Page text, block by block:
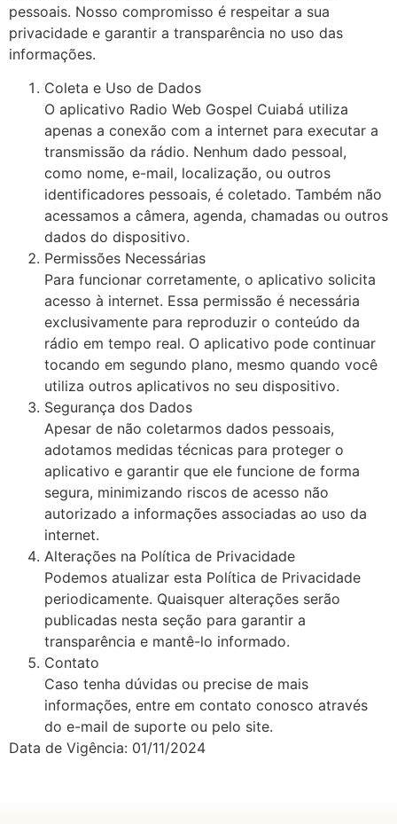
pessoais. Nosso compromisso é respeitar a sua
privacidade e garantir a transparência no uso das
informações.
Coleta e Uso de Dados
O aplicativo Radio Web Gospel Cuiabá utiliza
apenas a conexão com a internet para executar a
transmissão da rádio. Nenhum dado pessoal,
como nome, e-mail, localização, ou outros
identificadores pessoais, é coletado. Também não
acessamos a câmera, agenda, chamadas ou outros
dados do dispositivo.
Permissões Necessárias
Para funcionar corretamente, o aplicativo solicita
acesso à internet. Essa permissão é necessária
exclusivamente para reproduzir o conteúdo da
rádio em tempo real. O aplicativo pode continuar
tocando em segundo plano, mesmo quando você
utiliza outros aplicativos no seu dispositivo.
Segurança dos Dados
Apesar de não coletarmos dados pessoais,
adotamos medidas técnicas para proteger o
aplicativo e garantir que ele funcione de forma
segura, minimizando riscos de acesso não
autorizado a informações associadas ao uso da
internet.
Alterações na Política de Privacidade
Podemos atualizar esta Política de Privacidade
periodicamente. Quaisquer alterações serão
publicadas nesta seção para garantir a
transparência e mantê-lo informado.
Contato
Caso tenha dúvidas ou precise de mais
informações, entre em contato conosco através
do e-mail de suporte ou pelo site.
Data de Vigência: 01/11/2024